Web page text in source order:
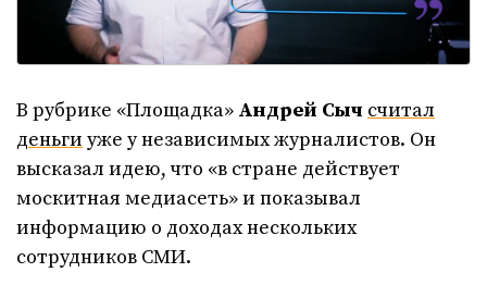
В рубрике «Площадка» Андрей Сыч считал
деньги уже у независимых журналистов. Он
высказал идею, что «в стране действует
москитная медиасеть» и показывал
информацию о доходах нескольких
сотрудников СМИ.